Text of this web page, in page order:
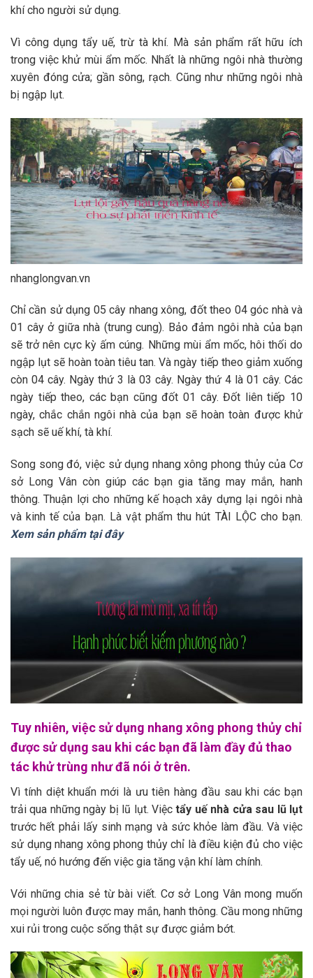
khí cho người sử dụng.
Vì công dụng tẩy uế, trừ tà khí. Mà sản phẩm rất hữu ích
trong việc khử mùi ẩm mốc. Nhất là những ngôi nhà thường
xuyên đóng cửa; gần sông, rạch. Cũng như những ngôi nhà
bị ngập lụt.
nhanglongvan.vn
Chỉ cần sử dụng 05 cây nhang xông, đốt theo 04 góc nhà và
01 cây ở giữa nhà (trung cung). Bảo đảm ngôi nhà của bạn
sẽ trở nên cực kỳ ấm cúng. Những mùi ẩm mốc, hôi thối do
ngập lụt sẽ hoàn toàn tiêu tan. Và ngày tiếp theo giảm xuống
còn 04 cây. Ngày thứ 3 là 03 cây. Ngày thứ 4 là 01 cây. Các
ngày tiếp theo, các bạn cũng đốt 01 cây. Đốt liên tiếp 10
ngày, chắc chắn ngôi nhà của bạn sẽ hoàn toàn được khử
sạch sẽ uế khí, tà khí.
Song song đó, việc sử dụng nhang xông phong thủy của Cơ
sở Long Vân còn giúp các bạn gia tăng may mắn, hanh
thông. Thuận lợi cho những kế hoạch xây dựng lại ngôi nhà
và kinh tế của bạn. Là vật phẩm thu hút TÀI LỘC cho bạn.
Xem sản phẩm tại đây
Tuy nhiên, việc sử dụng nhang xông phong thủy chỉ
được sử dụng sau khi các bạn đã làm đầy đủ thao
tác khử trùng như đã nói ở trên.
Vì tính diệt khuẩn mới là ưu tiên hàng đầu sau khi các bạn
trải qua những ngày bị lũ lụt. Việctẩy uế nhà cửa sau lũ lụt
trước hết phải lấy sinh mạng và sức khỏe làm đầu. Và việc
sử dụng nhang xông phong thủy chỉ là điều kiện đủ cho việc
tẩy uế, nó hướng đến việc gia tăng vận khí làm chính.
Với những chia sẻ từ bài viết. Cơ sở Long Vân mong muốn
mọi người luôn được may mắn, hanh thông. Cầu mong những
xui rủi trong cuộc sống thật sự được giảm bớt.